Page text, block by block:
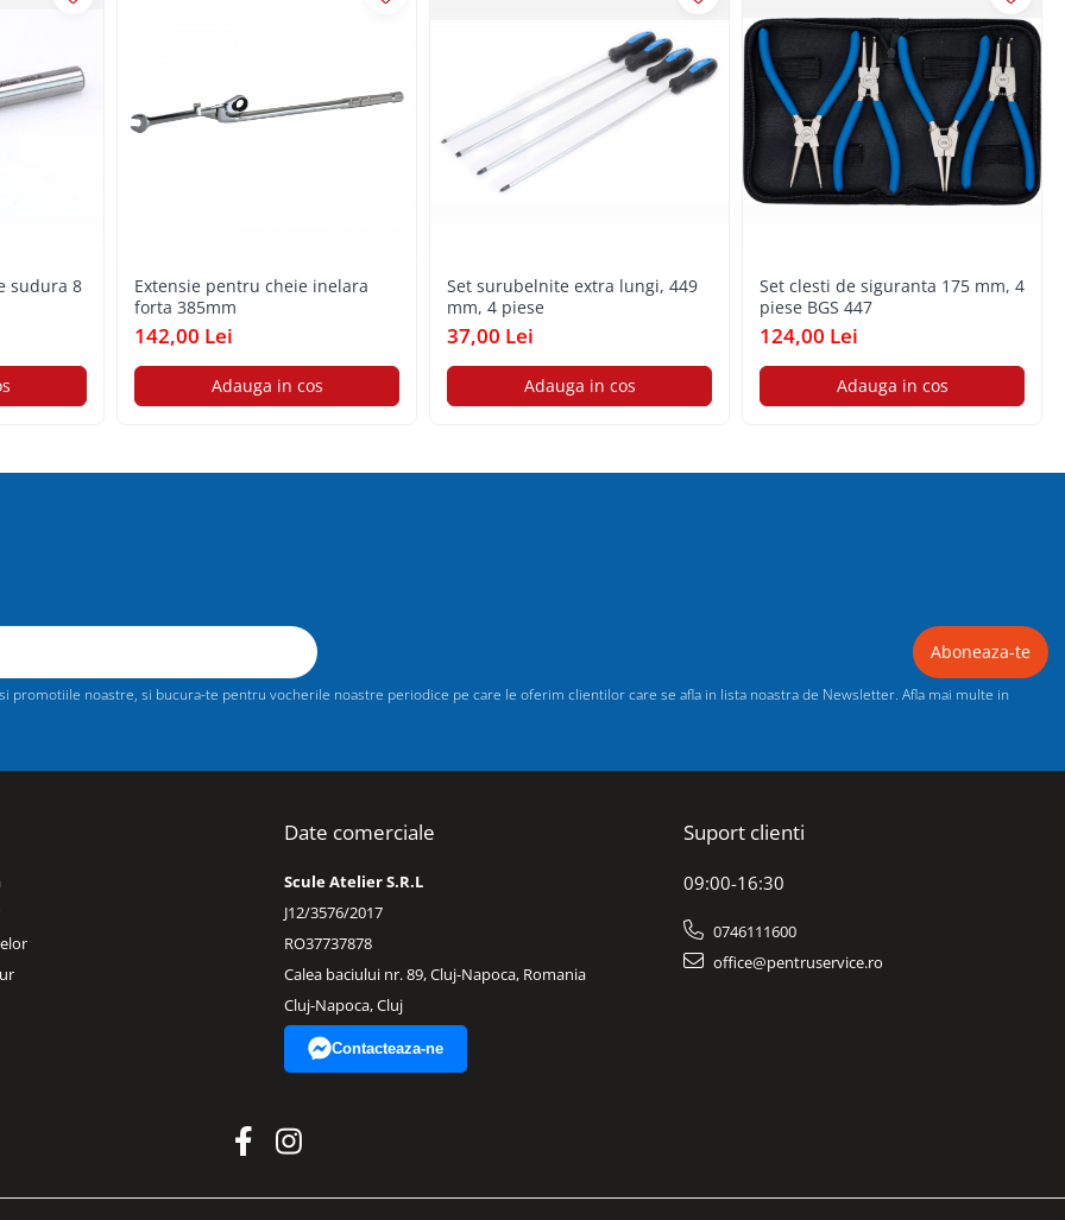
sudura 8
Extensie pentru cheie inelara
forta 385mm
142,00 Lei
Adauga in cos
Set surubelnite extra lungi, 449
mm, 4 piese
37,00 Lei
Adauga in cos
Set clesti de siguranta 175 mm, 4
piese BGS 447
124,00 Lei
Adauga in cos
noastre, si bucura-te pentru vocherile noastre periodice pe care le oferim clientilor care se afla in lista noastra de Newsletter. Afla mai multe in
Date comerciale
Scule Atelier S.R.L
J12/3576/2017
RO37737878
Calea baciului nr. 89, Cluj-Napoca, Romania
Cluj-Napoca, Cluj
Contacteaza-ne
Suport clienti
09:00-16:30
0746111600
office@pentruservice.ro